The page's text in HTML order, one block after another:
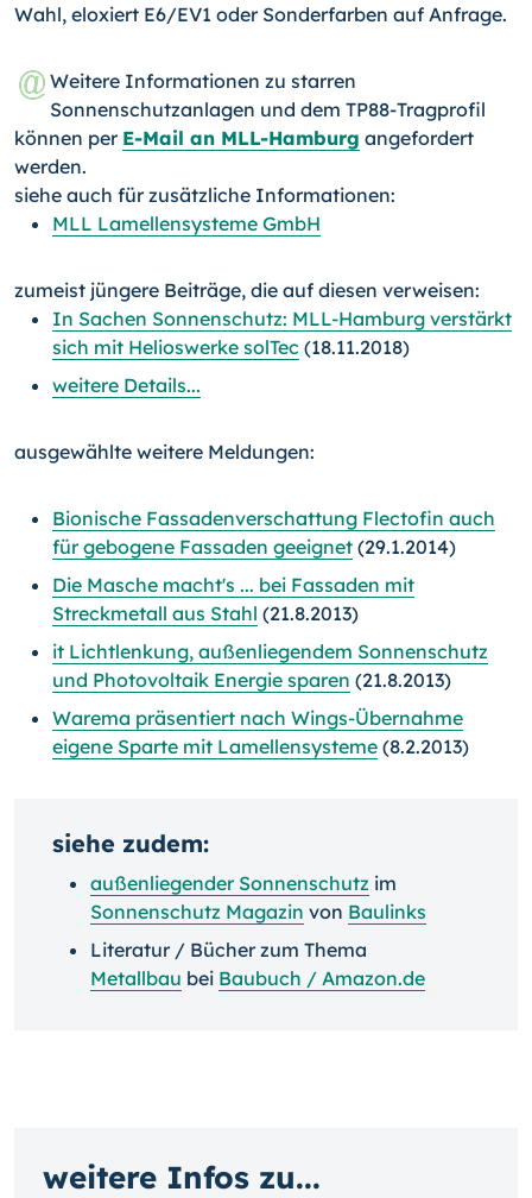
Wahl, eloxiert E6/EV1 oder Sonderfarben auf Anfrage.
Weitere Informationen zu starren
Sonnenschutzanlagen und dem TP88-Tragprofil
können per E-Mail an MLL-Hamburg angefordert
werden.
siehe auch für zusätzliche Informationen:
MLL Lamellensysteme GmbH
zumeist jüngere Beiträge, die auf diesen verweisen:
In Sachen Sonnenschutz: MLL-Hamburg verstärkt
sich mit Helioswerke solTec (18.11.2018)
weitere Details...
ausgewählte weitere Meldungen:
Bionische Fassadenverschattung Flectofin auch
für gebogene Fassaden geeignet (29.1.2014)
Die Masche macht's ... bei Fassaden mit
Streckmetall aus Stahl (21.8.2013)
it Lichtlenkung, außenliegendem Sonnenschutz
und Photovoltaik Energie sparen (21.8.2013)
Warema präsentiert nach Wings-Übernahme
eigene Sparte mit Lamellensysteme (8.2.2013)
siehe zudem:
außenliegender Sonnenschutz im
Sonnenschutz Magazin von Baulinks
Literatur / Bücher zum Thema
Metallbau bei Baubuch / Amazon.de
weitere Infos zu...